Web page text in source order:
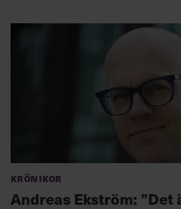
Krönikor
Andreas Ekström: ”Det